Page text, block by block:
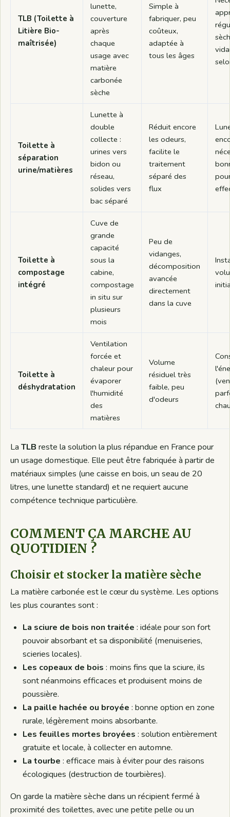
TLB (Toilette à
Litière Bio-
maîtrisée)
lunette,
couverture
après
chaque
usage avec
matière
carbonée
sèche
Simple à
fabriquer, peu
coûteux,
adaptée à
tous les âges
Toilette à
séparation
urine/matières
Lunette à
double
collecte :
urines vers
bidon ou
réseau,
solides vers
bac séparé
Réduit encore
les odeurs,
facilite le
traitement
séparé des
flux
Toilette à
compostage
intégré
Cuve de
grande
capacité
sous la
cabine,
compostage
in situ sur
plusieurs
mois
Peu de
vidanges,
décomposition
avancée
directement
dans la cuve
Toilette à
déshydratation
Ventilation
forcée et
chaleur pour
évaporer
l'humidité
des
matières
Volume
résiduel très
faible, peu
d'odeurs
LaTLB reste la solution la plus répandue en France pour
un usage domestique. Elle peut être fabriquée à partir de
matériaux simples (une caisse en bois, un seau de 20
litres, une lunette standard) et ne requiert aucune
compétence technique particulière.
COMMENT ÇA MARCHE AU
QUOTIDIEN ?
Choisir et stocker la matière sèche
La matière carbonée est le cœur du système. Les options
les plus courantes sont :
La sciure de bois non traitée : idéale pour son fort
pouvoir absorbant et sa disponibilité (menuiseries,
scieries locales).
Les copeaux de bois : moins fins que la sciure, ils
sont néanmoins efficaces et produisent moins de
poussière.
La paille hachée ou broyée : bonne option en zone
rurale, légèrement moins absorbante.
Les feuilles mortes broyées : solution entièrement
gratuite et locale, à collecter en automne.
La tourbe : efficace mais à éviter pour des raisons
écologiques (destruction de tourbières).
On garde la matière sèche dans un récipient fermé à
proximité des toilettes, avec une petite pelle ou un